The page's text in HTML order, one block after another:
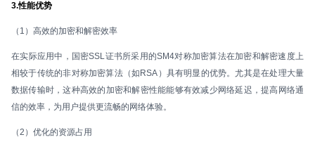
3.性能优势
（1）高效的加密和解密效率
在实际应用中，国密SSL证书所采用的SM4对称加密算法在加密和解密速度上
相较于传统的非对称加密算法（如RSA）具有明显的优势。尤其是在处理大量
数据传输时，这种高效的加密和解密性能能够有效减少网络延迟，提高网络通
信的效率，为用户提供更流畅的网络体验。
（2）优化的资源占用